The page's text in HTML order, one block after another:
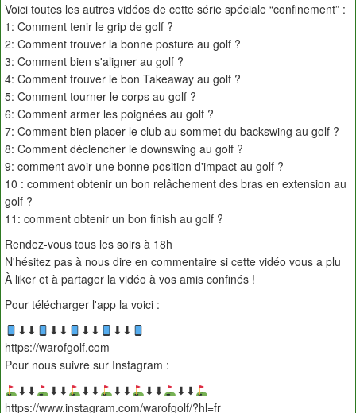
Voici toutes les autres vidéos de cette série spéciale “confinement” :
1: Comment tenir le grip de golf ?
2: Comment trouver la bonne posture au golf ?
3: Comment bien s'aligner au golf ?
4: Comment trouver le bon Takeaway au golf ?
5: Comment tourner le corps au golf ?
6: Comment armer les poignées au golf ?
7: Comment bien placer le club au sommet du backswing au golf ?
8: Comment déclencher le downswing au golf ?
9: comment avoir une bonne position d'impact au golf ?
10 : comment obtenir un bon relâchement des bras en extension au
golf ?
11: comment obtenir un bon finish au golf ?
Rendez-vous tous les soirs à 18h
N'hésitez pas à nous dire en commentaire si cette vidéo vous a plu
À liker et à partager la vidéo à vos amis confinés !
Pour télécharger l'app la voici :
⬇︎⬇︎
⬇︎⬇︎ ⬇︎⬇︎
⬇︎⬇︎
https://warofgolf.com
Pour nous suivre sur Instagram :
⬇︎⬇︎
⬇︎⬇︎ ⬇︎⬇︎ ⬇︎⬇︎ ⬇︎⬇︎
⬇︎⬇︎
https://www.instagram.com/warofgolf/?hl=fr